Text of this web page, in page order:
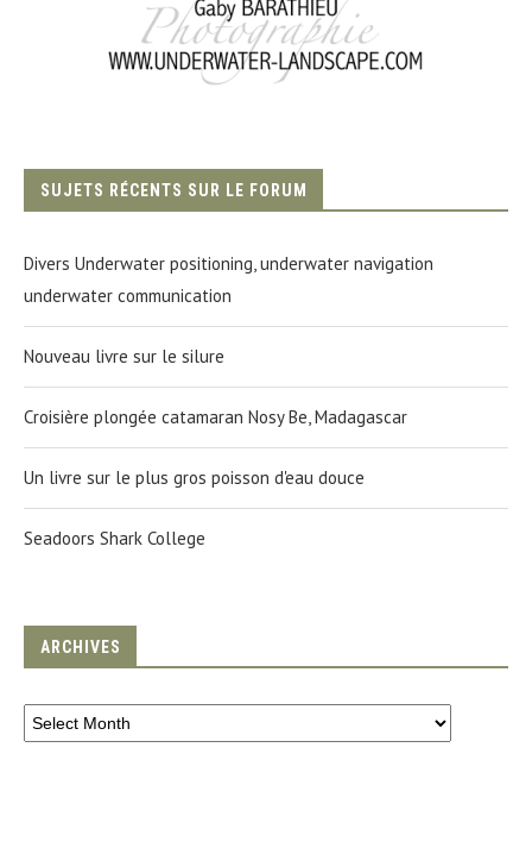
SUJETS RÉCENTS SUR LE FORUM
Divers Underwater positioning, underwater navigation
underwater communication
Nouveau livre sur le silure
Croisière plongée catamaran Nosy Be, Madagascar
Un livre sur le plus gros poisson d'eau douce
Seadoors Shark College
ARCHIVES